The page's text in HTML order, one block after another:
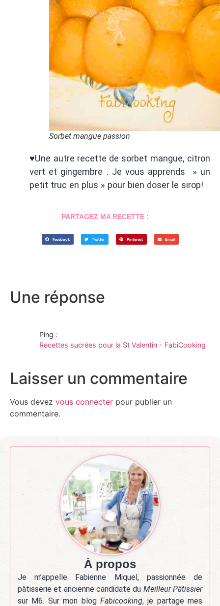
Sorbet mangue passion
♥Une autre recette de sorbet mangue, citron
vert et gingembre . Je vous apprends » un
petit truc en plus » pour bien doser le sirop!
PARTAGEZ MA RECETTE :
Facebook Twitter Pinterest Email
Une réponse
Ping :
Recettes sucrées pour la St Valentin - FabiCooking
Laisser un commentaire
Vous devez vous connecter pour publier un
commentaire.
À propos
Je m’appelle Fabienne Miquel, passionnée de
pâtisserie et ancienne candidate du Meilleur Pâtissier
sur M6. Sur mon blog Fabicooking, je partage mes